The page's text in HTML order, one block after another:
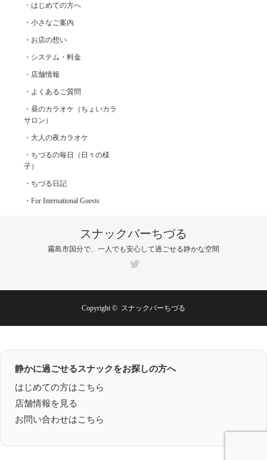
・はじめての方へ
・小さなご案内
・お店の想い
・システム・料金
・店舗情報
・よくあるご質問
・昼のカラオケ（ちょいカラ
サロン）
・大人の夜カラオケ
・ちづるの毎日（日々の様
子）
・ちづる日記
・For International Guests
スナックバーちづる
霧島市国分で、一人でも安心して過ごせる静かな空間
Copyright © スナックバーちづる
静かに過ごせるスナックをお探しの方へ
はじめての方はこちら
店舗情報を見る
お問い合わせはこちら